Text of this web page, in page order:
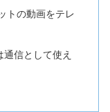
トの動画をテレ
信として使え